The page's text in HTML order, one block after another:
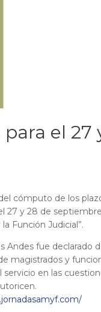
el 27
cómputo de los
27 y 28 de
Función Judicial”.
Andes fue declarado
magistrados y
en las